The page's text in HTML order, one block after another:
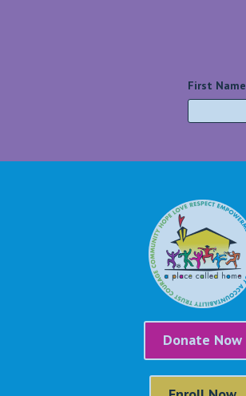
First Name
Donate Now